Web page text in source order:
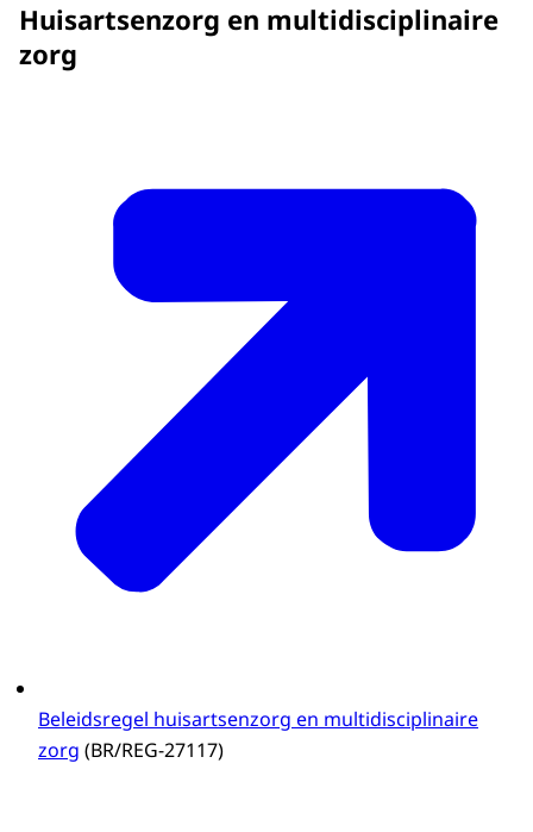
Huisartsenzorg en multidisciplinaire
zorg
Beleidsregel huisartsenzorg en multidisciplinaire
zorg (BR/REG-27117)